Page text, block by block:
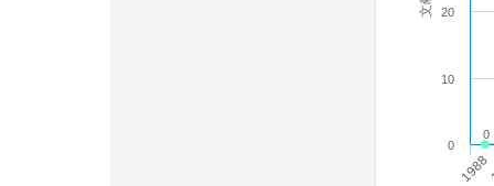
0
1988
0
10
20